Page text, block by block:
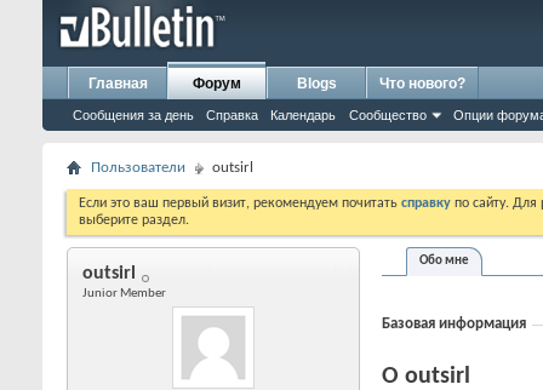
Главная Форум
Сообщения за день Справка Календарь Сообщество Опции
Blogs Что нового?
Пользователи outsirl
Если это ваш первый визит, рекомендуем почитать справку по сайту.
выберите раздел.
outsirl
Junior Member
Обо мне
Базовая информация
О outsirl